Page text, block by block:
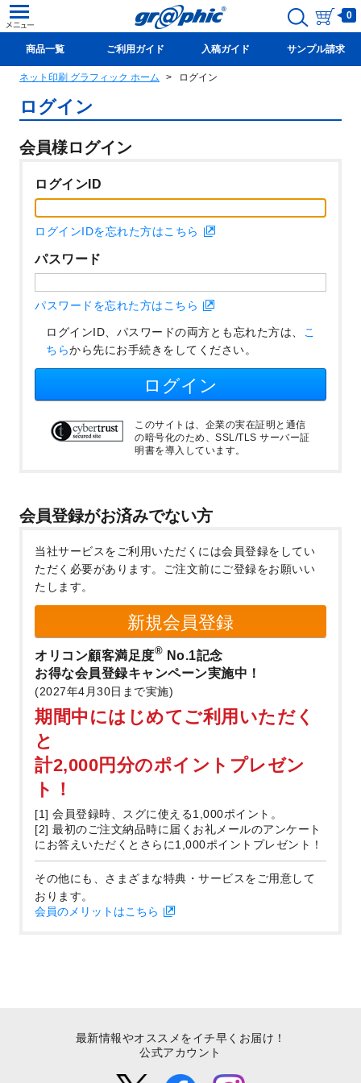
0
商品一覧 ご利用ガイド 入稿ガイド サンプル請求
新規会員登録(無料)
ネット印刷 グラフィック ホーム ログイン
ログイン
会員様ログイン
ログインID
ログインIDを忘れた方はこちら
パスワード
パスワードを忘れた方はこちら
ログインID、パスワードの両方とも忘れた方は、 こ
ちらから先にお手続きをしてください。
ログイン
このサイトは、企業の実在証明と通信
の暗号化のため、SSL/TLS サーバー証
明書を導入しています。
会員登録がお済みでない方
当社サービスをご利用いただくには会員登録をしてい
ただく必要があります。
ご注文前にご登録をお願いい
たします。
新規会員登録
オリコン顧客満足度® No.1記念
お得な会員登録キャンペーン実施中！
(2027年4月30日まで実施)
期間中にはじめてご利用いただく
と
計2,000円分のポイントプレゼン
ト！
[1] 会員登録時、スグに使える1,000ポイント。
[2] 最初のご注文納品時に届くお礼メールのアンケート
にお答えいただくとさらに1,000ポイントプレゼント！
その他にも、さまざまな特典・サービスをご用意して
おります。
会員のメリットはこちら
最新情報やオススメをイチ早くお届け！
公式アカウント